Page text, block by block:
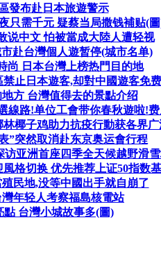
發布赴日本旅遊警示
只需千元 疑蔡当局撒钱補贴(
说中文 怕被當成大陸人遭轻视
赴台灣個人遊暂停(城市名单)
尚 日本台灣上榜热門目的地
止日本遊客,却對中國遊客免
方 台灣值得去的景點介绍
線路!单位工會带你春秋遊啦!
椰子鸡助力抗疫行動获各界
”突然取消赴东京奥运會行程
访亚洲首座四季全天候越野滑
格切换 优先推荐上证50指数
民地,没等中國出手就自崩了
灣年轻人考察福島核電站
點 台灣小城故事多(圖)